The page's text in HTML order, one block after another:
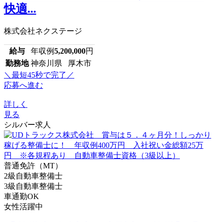
快適...
株式会社ネクステージ
給与 年収例5,200,000円
勤務地 神奈川県 厚木市
＼最短45秒で完了／
応募へ進む
詳しく
見る
シルバー求人
普通免許（MT）
2級自動車整備士
3級自動車整備士
車通勤OK
女性活躍中